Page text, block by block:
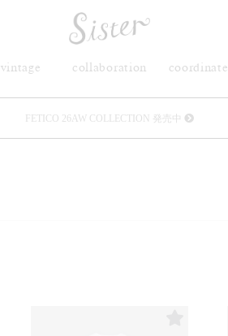
vintage collaboration coordinate
FETICO 26AW COLLECTION 発売中